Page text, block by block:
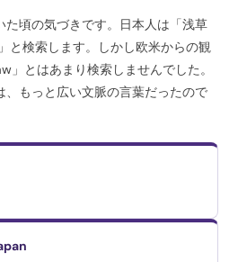
た頃の気づきです。日本人は「浅草
と検索します。しかし欧米からの観
」とはあまり検索しませんでした。
、もっと広い文脈の言葉だったので